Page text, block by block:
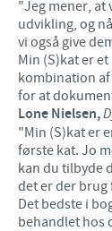
"Jeg mener, at
udvikling, og
vi også give
Min (S)kat er
kombination
for at
Lone Nielsen,
"Min (S)kat er
første kat. Jo
kan du tilbyde
det er der brug
Det bedste i
behandlet hos